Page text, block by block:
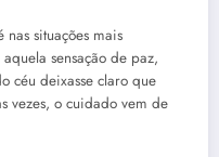
situações mais
sensação de paz,
céu deixasse claro que
vezes, o cuidado vem de